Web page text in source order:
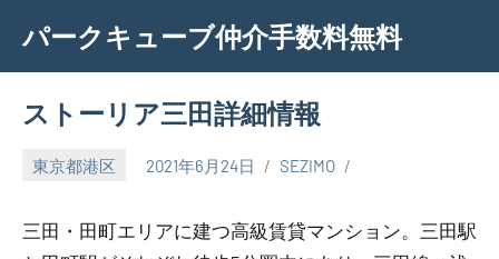
content
パークキューブ仲介手数料無料
ストーリア三田詳細情報
東京都港区 2021年6月24日 SEZIMO
三田・田町エリアに建つ高級賃貸マンション。三田駅